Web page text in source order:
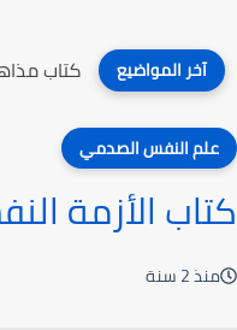
آخر المواضيع كتاب
علم النفس الصدمي
كتاب الأزمة
منذ 2 سنة